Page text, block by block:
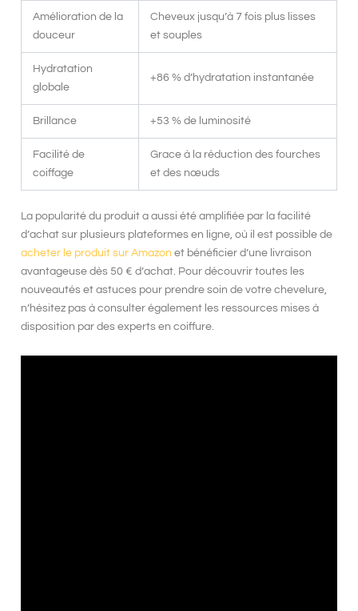
Amélioration de la
douceur
Cheveux jusqu’à 7 fois plus lisses
et souples
Hydratation
globale
+86 % d’hydratation instantanée
Brillance +53 % de luminosité
Facilité de
coiffage
Grace à la réduction des fourches
et des nœuds
La popularité du produit a aussi été amplifiée par la facilité
d’achat sur plusieurs plateformes en ligne, où il est possible de
acheter le produit sur Amazon et bénéficier d’une livraison
avantageuse dès 50 € d’achat. Pour découvrir toutes les
nouveautés et astuces pour prendre soin de votre chevelure,
n’hésitez pas à consulter également les ressources mises à
disposition par des experts en coiffure.